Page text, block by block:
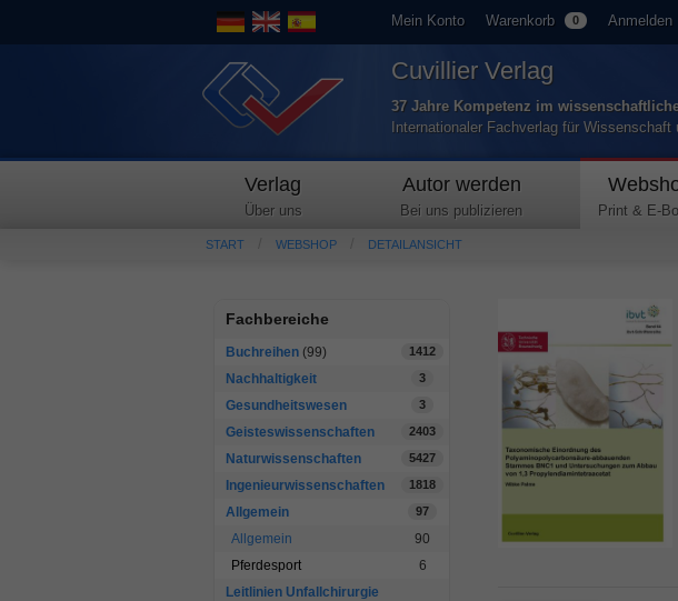
Mein Konto Warenkorb 0 Anmelden
Cuvillier Verlag
37 Jahre Kompetenz im
Internationaler Fachverlag für
Verlag
Über uns
Autor werden
Bei uns publizieren Print & E-
START WEBSHOP DETAILANSICHT
Fachbereiche
Buchreihen (99) 1412
Nachhaltigkeit 3
Gesundheitswesen 3
Geisteswissenschaften 2403
Naturwissenschaften 5427
Ingenieurwissenschaften 1818
Allgemein 97
Allgemein
90
Pferdesport
6
Leitlinien Unfallchirurgie